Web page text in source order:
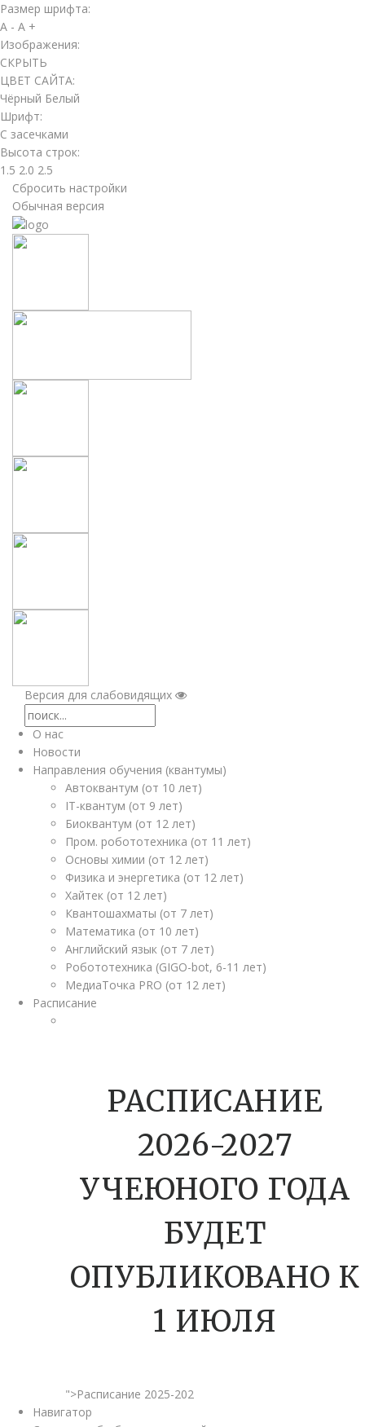
Размер шрифта:
A - A +
Изображения:
СКРЫТЬ
ЦВЕТ САЙТА:
Чёрный Белый
Шрифт:
С засечками
Высота строк:
1.5 2.0 2.5
Сбросить настройки
Обычная версия
Версия для слабовидящих
О нас
Новости
Направления обучения (квантумы)
Автоквантум (от 10 лет)
IT-квантум (от 9 лет)
Биоквантум (от 12 лет)
Пром. робототехника (от 11 лет)
Основы химии (от 12 лет)
Физика и энергетика (от 12 лет)
Хайтек (от 12 лет)
Квантошахматы (от 7 лет)
Математика (от 10 лет)
Английский язык (от 7 лет)
Робототехника (GIGO-bot, 6-11 лет)
МедиаТочка PRO (от 12 лет)
Расписание
РАСПИСАНИЕ
2026-2027
УЧЕЮНОГО ГОДА
БУДЕТ
ОПУБЛИКОВАНО К
1 ИЮЛЯ
">Расписание 2025-202
Навигатор